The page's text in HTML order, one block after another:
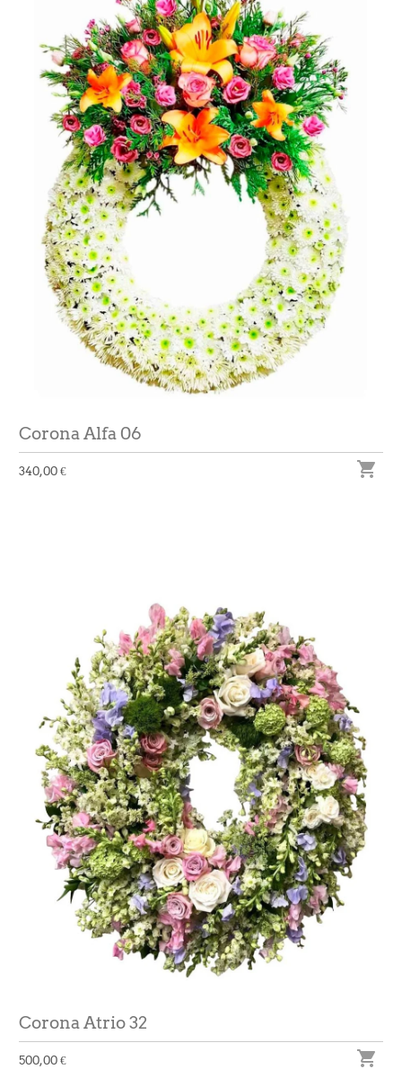
Corona Alfa 06
340,00 € 
Corona Atrio 32
500,00 € 